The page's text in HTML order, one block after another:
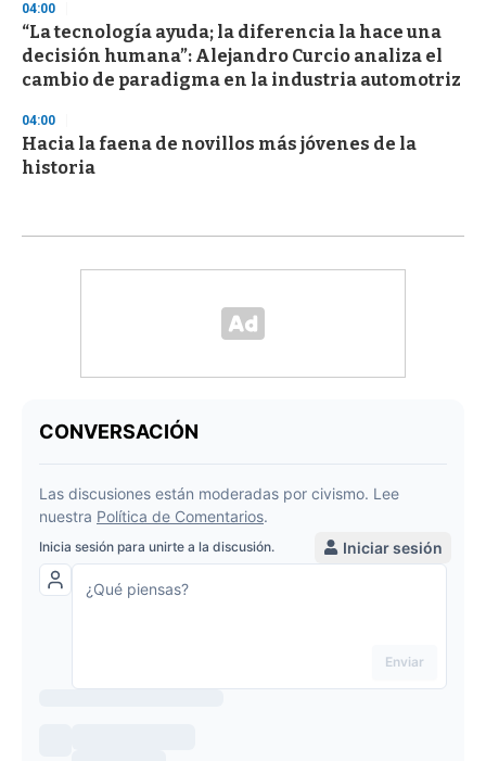
04:00
“La tecnología ayuda; la diferencia la hace una
decisión humana”: Alejandro Curcio analiza el
cambio de paradigma en la industria automotriz
04:00
Hacia la faena de novillos más jóvenes de la
historia